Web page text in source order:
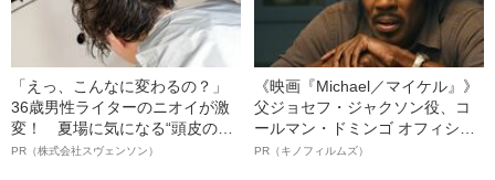
「えっ、こんなに変わるの？」
36歳男性ライターのニオイが激
変！ 夏場に気になる“頭皮のニ
オイ”や“ベタつき”を解消す
PR（株式会社スヴェンソン）
《映画『Michael／マイケル』》
父ジョセフ・ジャクソン役、コ
ールマン・ドミンゴ オフィシャ
ルインタビュー“観客を魅了した
PR（キノフィルムズ）